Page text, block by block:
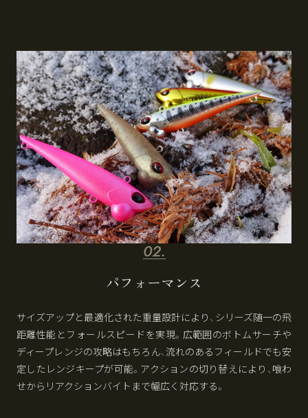
パフォーマンス
サイズアップと最適化された重量設計により、シリーズ随一の飛
距離性能とフォールスピードを実現。広範囲のボトムサーチや
ディープレンジの攻略はもちろん、流れのあるフィールドでも安
定したレンジキープが可能。アクションの切り替えにより、喰わ
せからリアクションバイトまで幅広く対応する。